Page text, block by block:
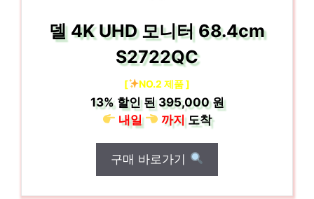
델 4K UHD 모니터 68.4cm
S2722QC
[ NO.2 제품 ]
13%할인 된395,000 원
내일
까지도착
구매 바로가기